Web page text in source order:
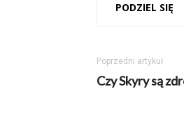
PODZIEL SIĘ
Poprzedni artykuł
Czy Skyry są